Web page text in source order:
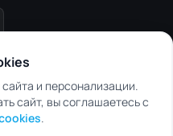
и персонализации.
сайт, вы соглашаетесь с
.